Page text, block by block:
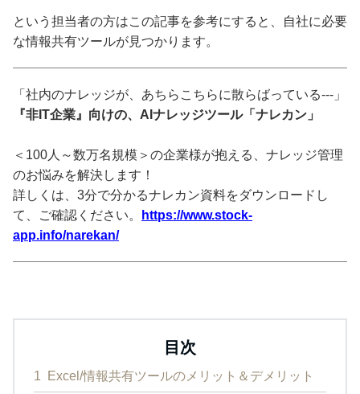
という担当者の方はこの記事を参考にすると、自社に必要
な情報共有ツールが見つかります。
「社内のナレッジが、あちらこちらに散らばっている---」
『非IT企業』向けの、AIナレッジツール「ナレカン」
＜100人～数万名規模＞の企業様が抱える、ナレッジ管理
のお悩みを解決します！
詳しくは、3分で分かるナレカン資料をダウンロードし
て、ご確認ください。
https://www.stock-
app.info/narekan/
目次
1 Excel/情報共有ツールのメリット＆デメリット